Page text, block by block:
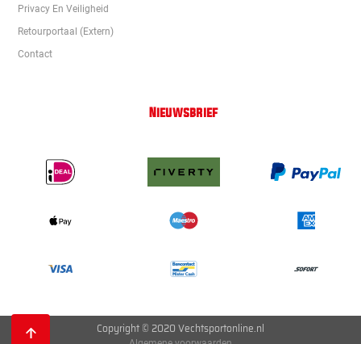
Privacy En Veiligheid
Retourportaal (extern)
Contact
Nieuwsbrief
Copyright © 2020 Vechtsportonline.nl